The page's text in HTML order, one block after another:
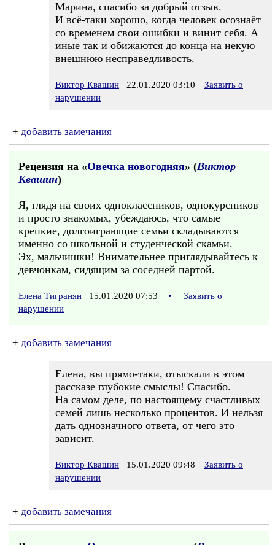
Марина, спасибо за добрый отзыв.
И всё-таки хорошо, когда человек осознаёт
со временем свои ошибки и винит себя. А
иные так и обижаются до конца на некую
внешнюю несправедливость.
Виктор Квашин 22.01.2020 03:10
Заявить о
нарушении
+ добавить замечания
Рецензия на «Овечка новогодняя» (Виктор
Квашин)
Я, глядя на своих одноклассников, однокурсников
и просто знакомых, убеждаюсь, что самые
крепкие, долгоиграющие семьи складываются
именно со школьной и студенческой скамьи.
Эх, мальчишки! Внимательнее приглядывайтесь к
девчонкам, сидящим за соседней партой.
Елена Тигранян 15.01.2020 07:53 •
Заявить о
нарушении
+ добавить замечания
Елена, вы прямо-таки, отыскали в этом
рассказе глубокие смыслы! Спасибо.
На самом деле, по настоящему счастливых
семей лишь несколько процентов. И нельзя
дать однозначного ответа, от чего это
зависит.
Виктор Квашин 15.01.2020 09:48
Заявить о
нарушении
+ добавить замечания